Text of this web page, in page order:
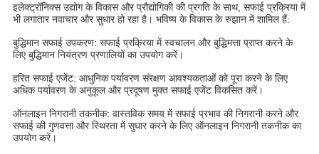
इलेक्ट्रॉनिक्स उद्योग के विकास और प्रौद्योगिकी की प्रगति के साथ, सफाई प्रक्रिया में
भी लगातार नवाचार और सुधार हो रहा है। भविष्य के विकास के रुझान में शामिल हैं:
बुद्धिमान सफाई उपकरण: सफाई प्रक्रिया में स्वचालन और बुद्धिमत्ता प्राप्त करने के
लिए बुद्धिमान नियंत्रण प्रणालियों का उपयोग करें।
हरित सफाई एजेंट: आधुनिक पर्यावरण संरक्षण आवश्यकताओं को पूरा करने के लिए
अधिक पर्यावरण के अनुकूल और प्रदूषण मुक्त सफाई एजेंट विकसित करें।
ऑनलाइन निगरानी तकनीक: वास्तविक समय में सफाई प्रभाव की निगरानी करने और
सफाई की गुणवत्ता और स्थिरता में सुधार करने के लिए ऑनलाइन निगरानी तकनीक का
उपयोग करें।